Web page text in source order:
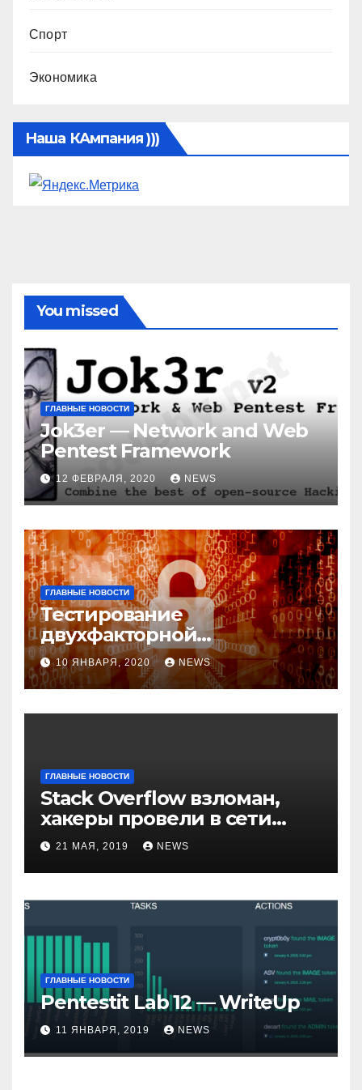
Спорт
Экономика
Наша КАмпания )))
You missed
ГЛАВНЫЕ НОВОСТИ
Jok3er — Network and Web
Pentest Framework
12 ФЕВРАЛЯ, 2020 NEWS
ГЛАВНЫЕ НОВОСТИ
Тестирование
двухфакторной
аутентификации и
возможные варианты
обхода
10 ЯНВАРЯ, 2020 NEWS
ГЛАВНЫЕ НОВОСТИ
Stack Overflow взломан,
хакеры провели в сети
компании неделю
21 МАЯ, 2019 NEWS
ГЛАВНЫЕ НОВОСТИ
Pentestit Lab 12 — WriteUp
11 ЯНВАРЯ, 2019 NEWS